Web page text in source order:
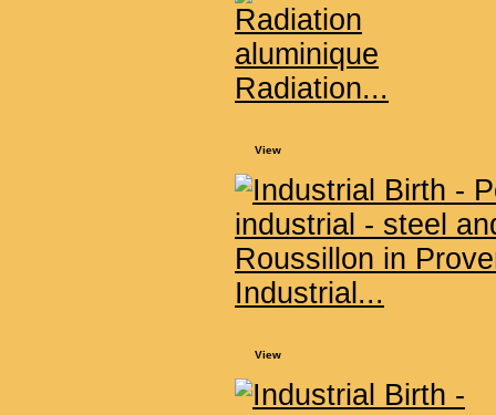
Radiation...
View
Industrial...
View